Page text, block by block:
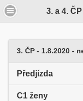
3. a 4.
3. ČP - 1.8.2020 -
Předjízda
C1 ženy